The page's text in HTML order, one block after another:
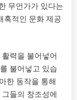
무언가가 있다는
혹적인 문화 제공
력을 불어넣어
불어넣고 있습
한 동작을 통해
들의 창조성에